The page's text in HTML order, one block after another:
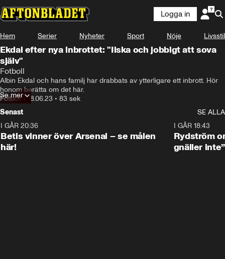
Logga in
Hem Serier Nyheter Sport Nöje Livsstil
Ekdal efter nya inbrottet: "Ilska och jobbigt att sova
själv"
Fotboll
Albin Ekdal och hans familj har drabbats av ytterligare ett inbrott. Hör
honom berätta om det här.
Fotboll•18.06.23 • 83 sek
Se mer
Senast
SE ALLA
I GÅR 20:36
Betis vinner över Arsenal – se målen
här!
I GÅR 18:43
Rydström
gnäller inte”